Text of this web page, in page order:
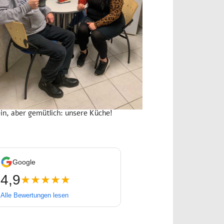
aber gemütlich: unsere Küche!
Google
4,9★★★★★
Alle Bewertungen lesen